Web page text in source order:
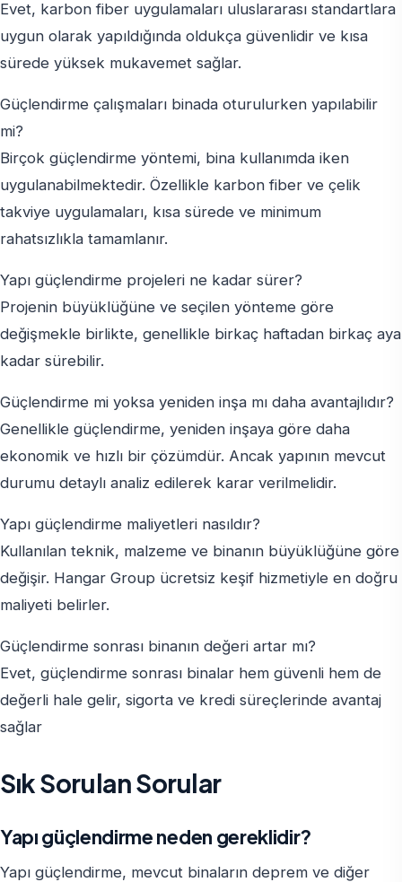
Evet, karbon fiber uygulamaları uluslararası standartlara
uygun olarak yapıldığında oldukça güvenlidir ve kısa
sürede yüksek mukavemet sağlar.
Güçlendirme çalışmaları binada oturulurken yapılabilir
mi?
Birçok güçlendirme yöntemi, bina kullanımda iken
uygulanabilmektedir. Özellikle karbon fiber ve çelik
takviye uygulamaları, kısa sürede ve minimum
rahatsızlıkla tamamlanır.
Yapı güçlendirme projeleri ne kadar sürer?
Projenin büyüklüğüne ve seçilen yönteme göre
değişmekle birlikte, genellikle birkaç haftadan birkaç aya
kadar sürebilir.
Güçlendirme mi yoksa yeniden inşa mı daha avantajlıdır?
Genellikle güçlendirme, yeniden inşaya göre daha
ekonomik ve hızlı bir çözümdür. Ancak yapının mevcut
durumu detaylı analiz edilerek karar verilmelidir.
Yapı güçlendirme maliyetleri nasıldır?
Kullanılan teknik, malzeme ve binanın büyüklüğüne göre
değişir. Hangar Group ücretsiz keşif hizmetiyle en doğru
maliyeti belirler.
Güçlendirme sonrası binanın değeri artar mı?
Evet, güçlendirme sonrası binalar hem güvenli hem de
değerli hale gelir, sigorta ve kredi süreçlerinde avantaj
sağlar
Sık Sorulan Sorular
Yapı güçlendirme neden gereklidir?
Yapı güçlendirme, mevcut binaların deprem ve diğer